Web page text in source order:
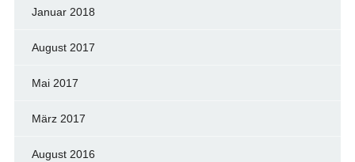
Januar 2018
August 2017
Mai 2017
März 2017
August 2016